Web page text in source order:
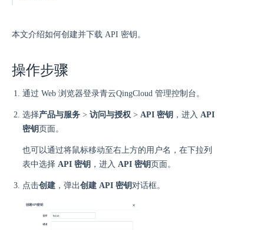
本文介绍如何创建并下载 API 密钥。
操作步骤
通过 Web 浏览器登录青云QingCloud 管理控制台。
选择产品与服务 > 访问与授权 > API 密钥 ，进入 API
密钥页面。
也可以通过将鼠标移动至右上方的用户名，在下拉列
表中选择 API 密钥 ，进入 API 密钥页面。
点击创建 ，弹出创建 API 密钥对话框。